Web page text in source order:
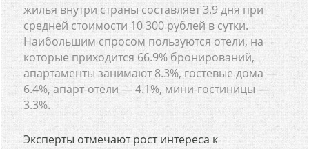
жилья внутри страны составляет 3.9 дня при
средней стоимости 10 300 рублей в сутки.
Наибольшим спросом пользуются отели, на
которые приходится 66.9% бронирований,
апартаменты занимают 8.3%, гостевые дома —
6.4%, апарт-отели — 4.1%, мини-гостиницы —
3.3%.
Эксперты отмечают рост интереса к